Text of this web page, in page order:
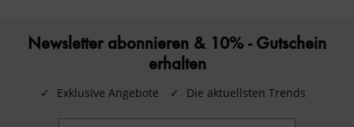
Newsletter abonnieren & 10% - Gutschein
erhalten
✓ Exklusive Angebote ✓ Die aktuellsten Trends